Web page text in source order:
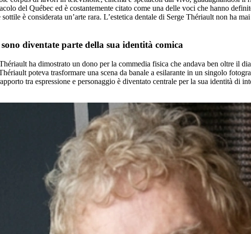
del Québec ed è costantemente citato come una delle voci che hanno
è considerata un’arte rara. L’estetica dentale di Serge Thériault non ha
diventate parte della sua identità comica
ha dimostrato un dono per la commedia fisica che andava ben oltre il
poteva trasformare una scena da banale a esilarante in un singolo
tra espressione e personaggio è diventato centrale per la sua identità di